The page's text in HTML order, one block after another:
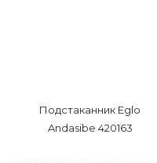
Подстаканник Eglo
Andasibe 420163